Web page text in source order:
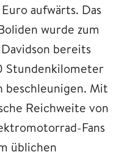
aufwärts. Das
wurde zum
bereits
Stundenkilometer
beschleunigen. Mit
Reichweite von
Fans
üblichen